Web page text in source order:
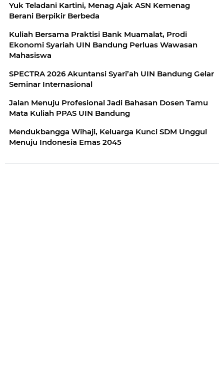
Yuk Teladani Kartini, Menag Ajak ASN Kemenag
Berani Berpikir Berbeda
Kuliah Bersama Praktisi Bank Muamalat, Prodi
Ekonomi Syariah UIN Bandung Perluas Wawasan
Mahasiswa
SPECTRA 2026 Akuntansi Syari’ah UIN Bandung Gelar
Seminar Internasional
Jalan Menuju Profesional Jadi Bahasan Dosen Tamu
Mata Kuliah PPAS UIN Bandung
Mendukbangga Wihaji, Keluarga Kunci SDM Unggul
Menuju Indonesia Emas 2045